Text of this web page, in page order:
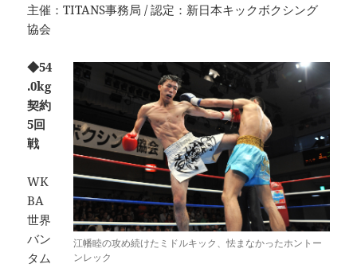
主催：TITANS事務局 / 認定：新日本キックボクシング
協会
江幡睦の攻め続けたミドルキック、怯まなかったホントー
ンレック
◆54
.0kg
契約
5回
戦
WK
BA
世界
バン
タム